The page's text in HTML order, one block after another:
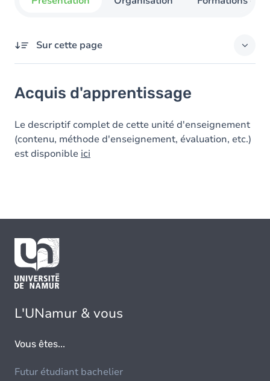
Sur cette page
Acquis d'apprentissage
Le descriptif complet de cette unité d'enseignement
(contenu, méthode d'enseignement, évaluation, etc.)
est disponible ici
L'UNamur & vous
Vous êtes...
Futur étudiant bachelier